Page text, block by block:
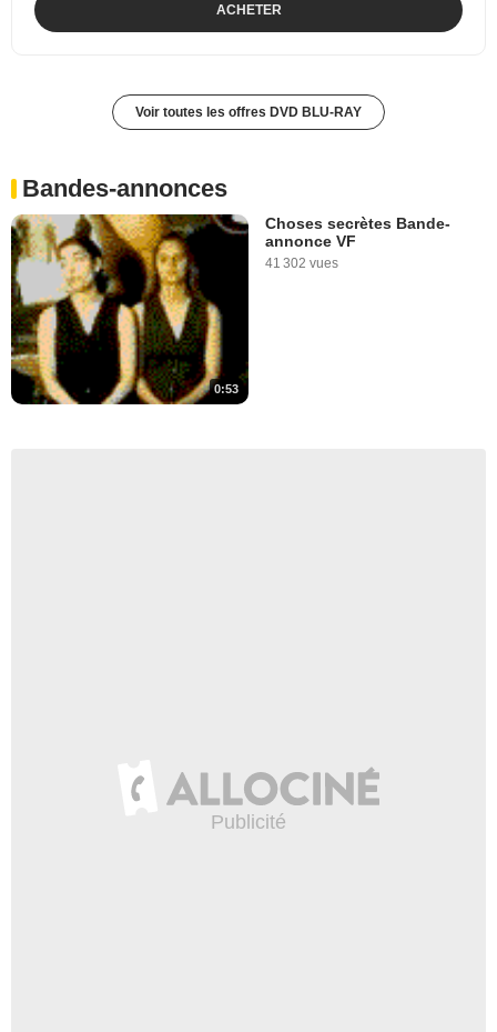
ACHETER
Voir toutes les offres DVD BLU-RAY
Bandes-annonces
0:53
Choses secrètes Bande-
annonce VF
41 302 vues